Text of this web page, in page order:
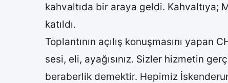
kahvaltıda bir araya geldi. Kahvaltıya;
katıldı.
Toplantının açılış konuşmasını yapan
sesi, eli, ayağısınız. Sizler hizmetin
beraberlik demektir. Hepimiz